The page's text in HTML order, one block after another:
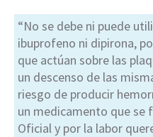
“No se debe ni puede
ibuprofeno ni dipirona,
que actúan sobre las
un descenso de las
riesgo de producir
un medicamento que se
Oficial y por la labor